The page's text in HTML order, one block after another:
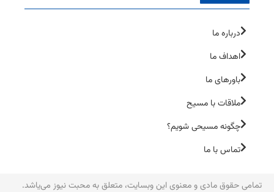
درباره ما
اهداف ما
باورهای ما
ملاقات با مسیح
چگونه مسیحی شویم؟
تماس با ما
تمامی حقوق مادی و معنوی این وبسایت، متعلق به محبت نیوز می‌یاشد.